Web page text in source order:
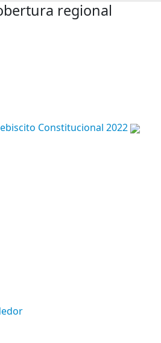
regional
Constitucional 2022